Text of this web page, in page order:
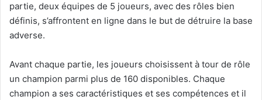
partie, deux équipes de 5 joueurs, avec des rôles bien
définis, s’affrontent en ligne dans le but de détruire la base
adverse.
Avant chaque partie, les joueurs choisissent à tour de rôle
un champion parmi plus de 160 disponibles. Chaque
champion a ses caractéristiques et ses compétences et il